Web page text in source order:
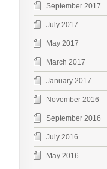
September 2017
July 2017
May 2017
March 2017
January 2017
November 2016
September 2016
July 2016
May 2016